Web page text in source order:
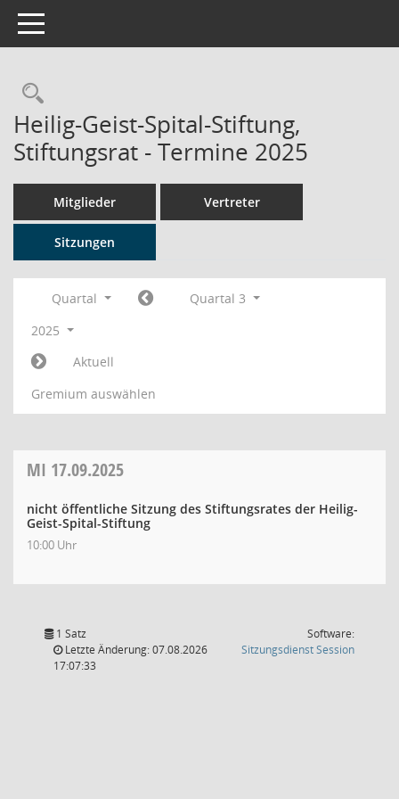
Toggle navigation
Rechercheauswahl
Heilig-Geist-Spital-Stiftung,
Stiftungsrat - Termine 2025
Mitglieder Vertreter
Sitzungen
Quartal
Quartal 3
2025
Aktuell
Gremium auswählen
MI 17.09.2025
nicht öffentliche Sitzung des Stiftungsrates der Heilig-
Geist-Spital-Stiftung
10:00 Uhr
1 Satz
Letzte Änderung: 07.08.2026
17:07:33
Software:
SitzungsdienstSession(Wird in